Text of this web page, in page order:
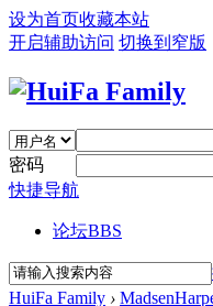
设为首页收藏本站
开启辅助访问 切换到窄版
密码
快捷导航
论坛BBS
HuiFa Family ›